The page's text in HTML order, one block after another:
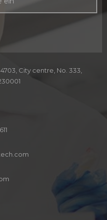
City centre, No. 333,